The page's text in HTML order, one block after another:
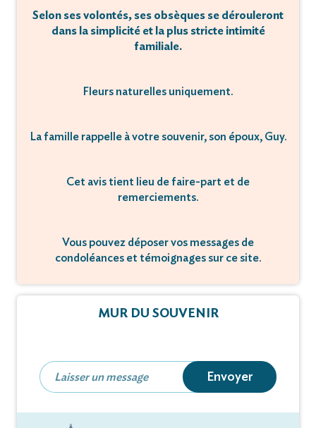
Selon ses volontés, ses obsèques se dérouleront
dans la simplicité et la plus stricte intimité
familiale.
Fleurs naturelles uniquement.
La famille rappelle à votre souvenir, son époux, Guy.
Cet avis tient lieu de faire-part et de
remerciements.
Vous pouvez déposer vos messages de
condoléances et témoignages sur ce site.
MUR DU SOUVENIR
Envoyer